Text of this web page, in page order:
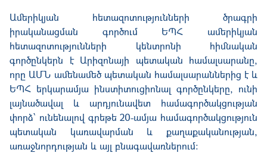
Ամերիկյան
հետազոտությունների
ծրագրի
իրականացման
գործում ԵՊՀ
ամերիկյան
հետազոտությունների
կենտրոնի
հիմնական
գործընկերն
է Արիզոնայի պետական համալսարանը,
որը ԱՄՆ ամենամեծ պետական համալսարաններից է և
ԵՊՀ երկարամյա ինստիտուցիոնալ գործընկերը, ունի
լայնածավալ
և արդյունավետ
համագործակցության
փորձ՝ ունենալով գրեթե20-ամյա համագործակցություն
պետական
կառավարման և քաղաքականության,
առաջնորդության և այլ բնագավառներում: